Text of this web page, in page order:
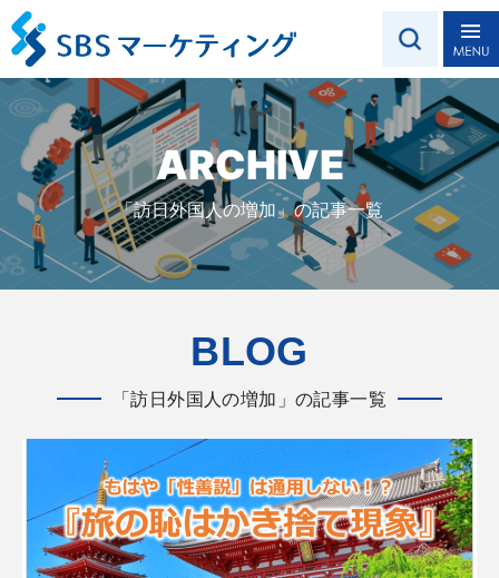
ARCHIVE
「訪日外国人の増加」の記事一覧
BLOG
「訪日外国人の増加」の記事一覧